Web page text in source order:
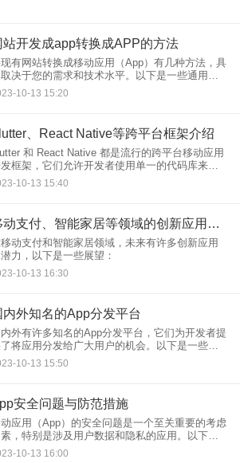
站开发成app转换成APP的方法
有网站转换成移动应用（App）有几种方法，具
决于您的需求和技术水平。以下是一些通用方
10-13 15:20
、React Native等跨平台框架介绍
和 React Native 都是流行的跨平台移动应用
框架，它们允许开发者使用单一的代码库来创
时运行在多个平台（如iOS和Android）的应
以下是它们的简要介绍：
10-13 15:40
移动支付、智能家居等领域的创新应用展望
动支付和智能家居领域，未来有许多创新应用
力，以下是一些展望：
10-13 16:30
内外知名的App分发平台
外有许多知名的App分发平台，它们为开发者提
将应用分发给广大用户的机会。以下是一些国
知名的App分发平台：
10-13 15:50
安全问题与防范措施
应用（App）的安全问题是一个至关重要的考虑
，特别是涉及用户数据和隐私的应用。以下是
常见的App安全问题以及相应的防范措施：
10-13 16:00